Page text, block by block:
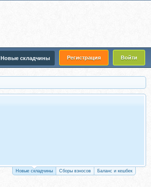
Регистрация Войти
Новые складчины
Новые складчины Сборы взносов Баланс и кешбек